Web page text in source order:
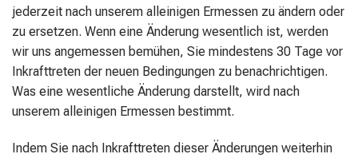
jederzeit nach unserem alleinigen Ermessen zu ändern oder
zu ersetzen. Wenn eine Änderung wesentlich ist, werden
wir uns angemessen bemühen, Sie mindestens 30 Tage vor
Inkrafttreten der neuen Bedingungen zu benachrichtigen.
Was eine wesentliche Änderung darstellt, wird nach
unserem alleinigen Ermessen bestimmt.
Indem Sie nach Inkrafttreten dieser Änderungen weiterhin